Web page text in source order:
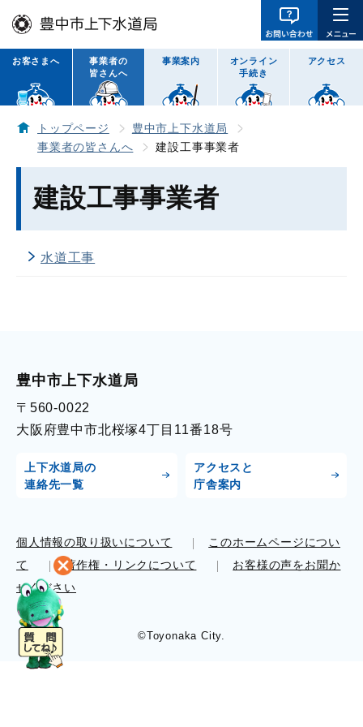
お客さまへ
事業者の
皆さんへ
事業案内
オンライン
手続き
アクセス
トップページ
豊中市上下水道局
事業者の皆さんへ
建設工事事業者
建設工事事業者
水道工事
豊中市上下水道局
〒560-0022
大阪府豊中市北桜塚4丁目11番18号
上下水道局の
連絡先一覧
アクセスと
庁舎案内
個人情報の取り扱いについて
このホームページについ
て
著作権・リンクについて
お客様の声をお聞か
せください
©Toyonaka City.